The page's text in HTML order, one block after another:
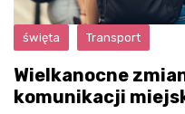
święta Transport
Wielkanocne
komunikacji